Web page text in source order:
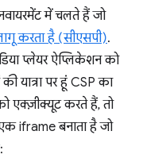
में चलते हैं जो
करता है (सीएसपी).
प्लेयर ऐप्लिकेशन को
यात्रा पर हूं CSP का
एक्ज़ीक्यूट करते हैं, तो
iframe बनाता है जो